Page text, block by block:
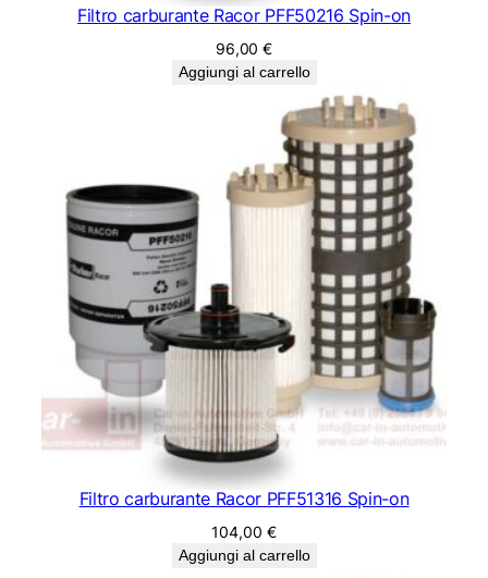
Filtro carburante Racor PFF50216 Spin-on
96,00€
Aggiungi al carrello
Filtro carburante Racor PFF51316 Spin-on
104,00 €
Aggiungi al carrello